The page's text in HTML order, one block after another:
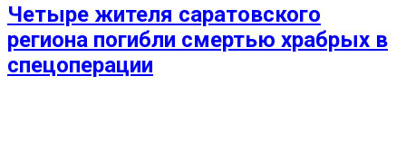
Четыре жителя саратовского
региона погибли смертью храбрых в
спецоперации